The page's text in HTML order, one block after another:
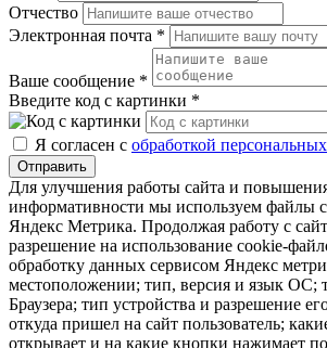
Отчество
Электронная почта *
Ваше сообщение *
Введите код с картинки *
Я согласен с обработкой
Отправить
Для улучшения работы сайта и
информативности мы используем файлы
Яндекс Метрика. Продолжая работу с
разрешение на использование cookie-
обработку данных сервисом Яндекс
местоположении; тип, версия и язык ОС;
Браузера; тип устройства и разрешение
откуда пришел на сайт пользователь;
открывает и на какие кнопки нажимает